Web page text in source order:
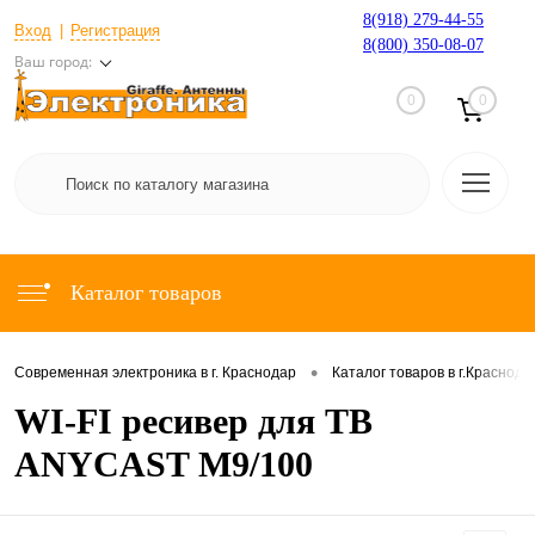
Вход Регистрация
Ваш город:
8(918) 279-44-55
8(800) 350-08-07
0 0
Каталог товаров
Современная электроника в г. Краснодар • Каталог товаров в
WI-FI ресивер для ТВ
ANYCAST M9/100